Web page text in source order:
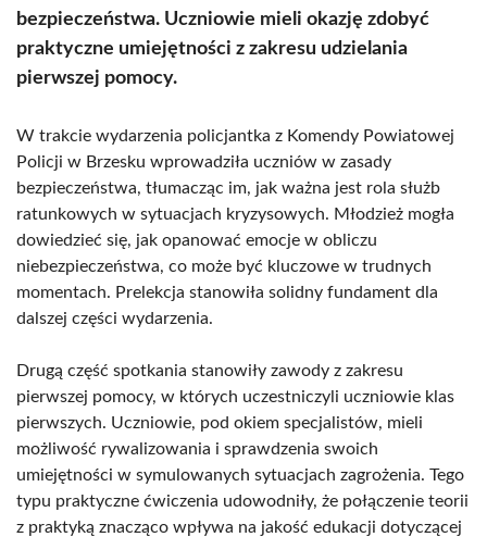
bezpieczeństwa. Uczniowie mieli okazję zdobyć
praktyczne umiejętności z zakresu udzielania
pierwszej pomocy.
W trakcie wydarzenia policjantka z Komendy Powiatowej
Policji w Brzesku wprowadziła uczniów w zasady
bezpieczeństwa, tłumacząc im, jak ważna jest rola służb
ratunkowych w sytuacjach kryzysowych. Młodzież mogła
dowiedzieć się, jak opanować emocje w obliczu
niebezpieczeństwa, co może być kluczowe w trudnych
momentach. Prelekcja stanowiła solidny fundament dla
dalszej części wydarzenia.
Drugą część spotkania stanowiły zawody z zakresu
pierwszej pomocy, w których uczestniczyli uczniowie klas
pierwszych. Uczniowie, pod okiem specjalistów, mieli
możliwość rywalizowania i sprawdzenia swoich
umiejętności w symulowanych sytuacjach zagrożenia. Tego
typu praktyczne ćwiczenia udowodniły, że połączenie teorii
z praktyką znacząco wpływa na jakość edukacji dotyczącej